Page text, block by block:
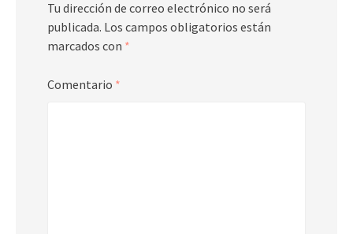
Tu dirección de correo electrónico no será
publicada. Los campos obligatorios están
marcados con *
Comentario *